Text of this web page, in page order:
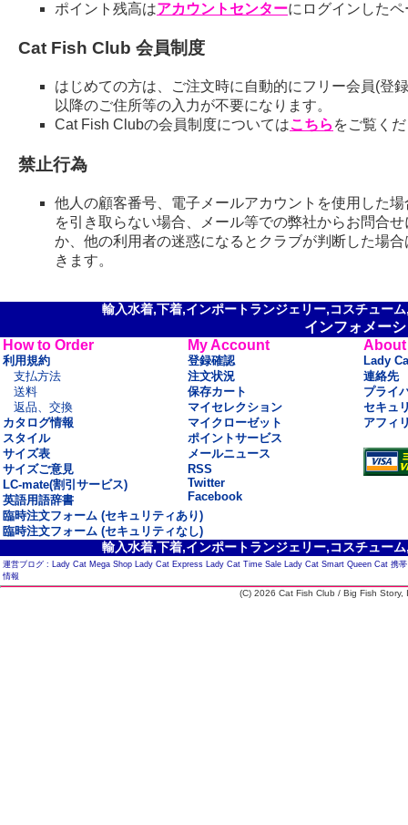
ポイント残高はアカウントセンターにログインした
Cat Fish Club 会員制度
はじめての方は、ご注文時に自動的にフリー会員(登
以降のご住所等の入力が不要になります。
Cat Fish Clubの会員制度についてはこちら をご覧く
禁止行為
他人の顧客番号、電子メールアカウントを使用した
を引き取らない場合、メール等での弊社からお問合
か、他の利用者の迷惑になるとクラブが判断した場
きます。
輸入水着,下着,インポートランジェリー,コスチュー
インフォメー
How to Order
利用規約
支払方法
送料
返品、交換
カタログ情報
スタイル
サイズ表
サイズご意見
LC-mate(割引サービス)
英語用語辞書
My Account
登録確認
注文状況
保存カート
マイセレクション
マイクローゼット
ポイントサービス
メールニュース
RSS
Twitter
Facebook
About
Lady
連絡先
プライ
セキュ
アフィ
臨時注文フォーム (セキュリティあり)
臨時注文フォーム (セキュリティなし)
輸入水着,下着,インポートランジェリー,コスチュー
運営ブログ : Lady Cat Mega Shop Lady Cat Express Lady Cat Time Sale Lady Cat Smart Queen Cat 携
情報
(C) 2026 Cat Fish Club / Big Fish Story,